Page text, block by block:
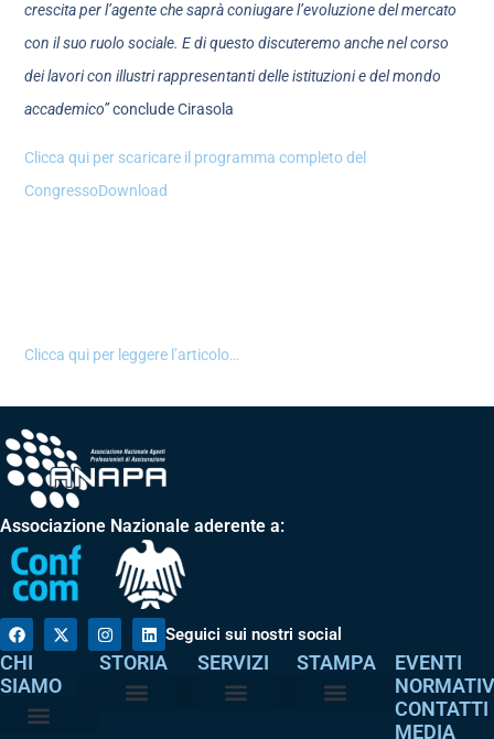
crescita per l’agente che saprà coniugare l’evoluzione del mercato
con il suo ruolo sociale. E di questo discuteremo anche nel corso
dei lavori con illustri rappresentanti delle istituzioni e del mondo
accademico”conclude Cirasola
Clicca qui per scaricare il programma completo del
CongressoDownload
Clicca qui per leggere l’articolo…
Associazione Nazionale aderente a:
Seguici sui nostri social
CHI
SIAMO
STORIA SERVIZI STAMPA
EVENTI
CONTATTI
MEDIA